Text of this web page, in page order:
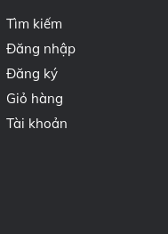
Tìm kiếm
Đăng nhập
Đăng ký
Giỏ hàng
Tài khoản